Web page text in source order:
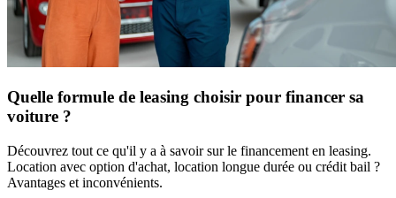
Quelle formule de leasing choisir pour financer sa
voiture ?
Découvrez tout ce qu'il y a à savoir sur le financement en leasing.
Location avec option d'achat, location longue durée ou crédit bail ?
Avantages et inconvénients.